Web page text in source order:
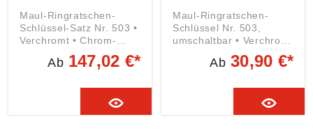
Maul-Ringratschen-
Schlüssel-Satz Nr. 503 •
Verchromt • Chrom-
Vanadium-Stahl • Exakt
verzahnter
mit 72 Zähnen •
Rückstellwinkel von 5° •
Maulstellung 15°
Ab 147,02 €*
Maul-Ringratschen-
Schlüssel Nr. 503,
umschaltbar • Verchromt
• Chrom-Vanadium-Stahl
• Exakt verzahnter
mit 72 Zähnen •
Rückstellwinkel von 5° •
Maulstellung15°
Ab30,90 €*